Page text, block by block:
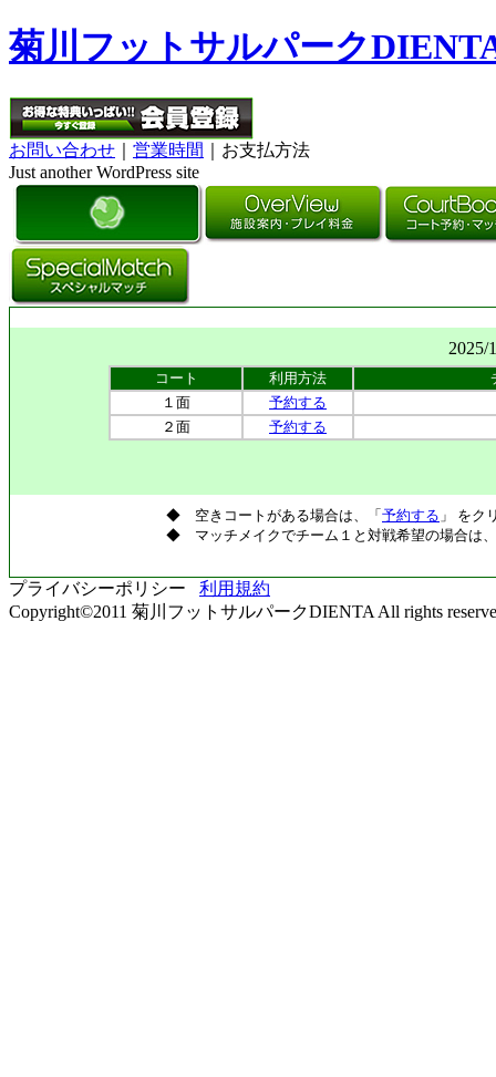
菊川フットサルパーク
お問い合わせ 営業時間
｜お支払方法
Just another WordPress site
2025/
コート 利用方法
１面
予約する
２面
予約する
◆ 空きコートがある場合は、「 予約する 」 をク
◆ マッチメイクでチーム１と対戦希望の場合は
プライバシーポリシー 利用規約
Copyright©2011 菊川フットサルパークDIENTA All rights